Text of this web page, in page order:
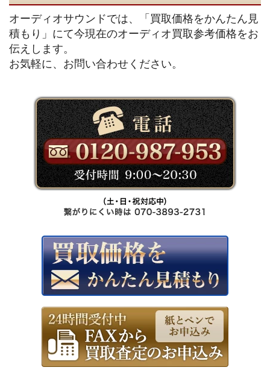
オーディオサウンドでは、「買取価格をかんたん見
積もり」にて今現在のオーディオ買取参考価格をお
伝えします。
お気軽に、お問い合わせください。